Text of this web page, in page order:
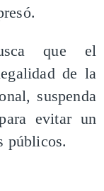
que el
de la
suspenda
evitar un
públicos.